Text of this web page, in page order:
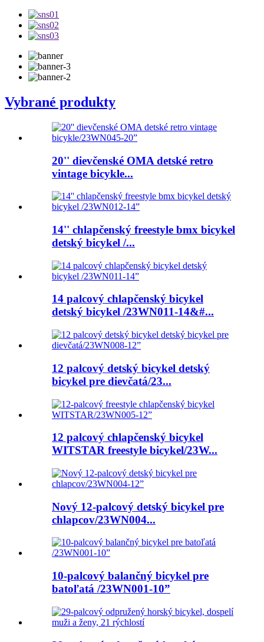
Vybrané produkty
20'' dievčenské OMA detské retro
vintage bicykle...
14'' chlapčenský freestyle bmx bicykel
detský bicykel /...
14 palcový chlapčenský bicykel
detský bicykel /23WN011-14&#...
12 palcový detský bicykel detský
bicykel pre dievčatá/23...
12 palcový chlapčenský bicykel
WITSTAR freestyle bicykel/23W...
Nový 12-palcový detský bicykel pre
chlapcov/23WN004...
10-palcový balančný bicykel pre
batoľatá /23WN001-10”